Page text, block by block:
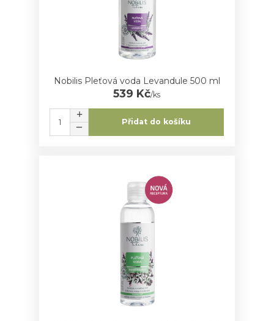
Nobilis Pleťová voda Levandule 500 ml
539 Kč/ks
Přidat do košíku